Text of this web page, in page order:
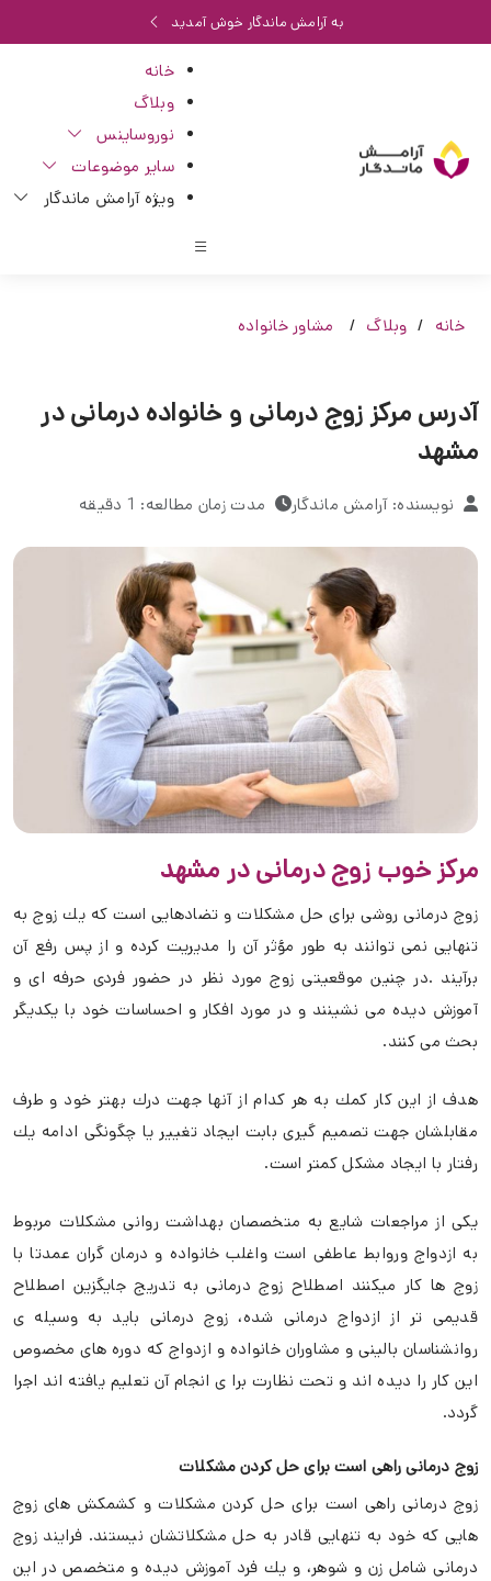
به آرامش ماندگار خوش آمدید
خانه
وبلاگ
نوروساینس
سایر موضوعات
ویژه آرامش ماندگار
خانه وبلاگ مشاور خانواده
آدرس مرکز زوج درمانی و خانواده درمانی در
مشهد
نویسنده: آرامش ماندگار مدت زمان مطالعه: 1 دقیقه
مرکز خوب زوج درمانی در مشهد
زوج درمانی روشی برای حل مشكلات و تضادهایی است که یك زوج به
تنهایی نمی توانند به طور مؤثر آن را مدیریت کرده و از پس رفع آن
برآیند .در چنین موقعیتی زوج مورد نظر در حضور فردی حرفه ای و
آموزش دیده می نشینند و در مورد افكار و احساسات خود با یكدیگر
بحث می کنند.
هدف از این کار کمك به هر کدام از آنها جهت درك بهتر خود و طرف
مقابلشان جهت تصمیم گیری بابت ایجاد تغییر یا چگونگی ادامه یك
رفتار با ایجاد مشكل کمتر است.
یكی از مراجعات شایع به متخصصان بهداشت روانی مشكلات مربوط
به ازدواج وروابط عاطفی است واغلب خانواده و درمان گران عمدتا با
زوج ها کار میكنند اصطلاح زوج درمانی به تدریج جایگزین اصطلاح
قدیمی تر از ازدواج درمانی شده، زوج درمانی باید به وسیله ی
روانشناسان بالینی و مشاوران خانواده و ازدواج که دوره های مخصوص
این کار را دیده اند و تحت نظارت برا ی انجام آن تعلیم یافته اند اجرا
گردد.
زوج درمانی راهی است برای حل کردن مشكلات
زوج درمانی راهی است برای حل کردن مشكلات و کشمكش های زوج
هایی که خود به تنهایی قادر به حل مشكلاتشان نیستند. فرایند زوج
درمانی شامل زن و شوهر، و یك فرد آموزش دیده و متخصص در این